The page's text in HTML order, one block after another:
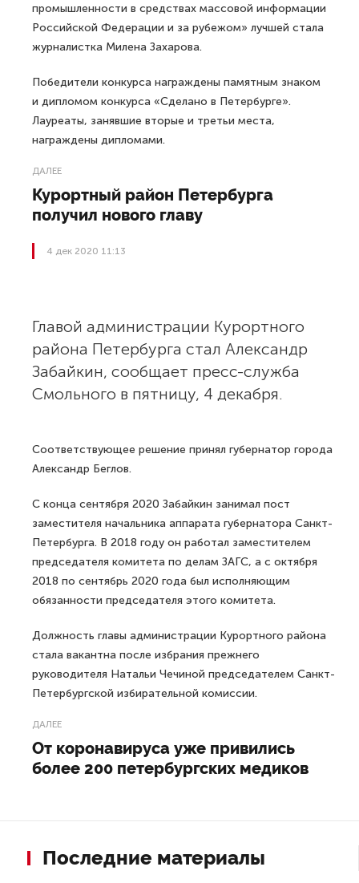
промышленности в средствах массовой информации
Российской Федерации и за рубежом» лучшей стала
журналистка Милена Захарова.
Победители конкурса награждены памятным знаком
и дипломом конкурса «Сделано в Петербурге».
Лауреаты, занявшие вторые и третьи места,
награждены дипломами.
ДАЛЕЕ
Курортный район Петербурга
получил нового главу
4 дек 2020 11:13
Главой администрации Курортного
района Петербурга стал Александр
Забайкин, сообщает пресс-служба
Смольного в пятницу, 4 декабря.
Соответствующее решение принял губернатор города
Александр Беглов.
С конца сентября 2020 Забайкин занимал пост
заместителя начальника аппарата губернатора Санкт-
Петербурга. В 2018 году он работал заместителем
председателя комитета по делам ЗАГС, а с октября
2018 по сентябрь 2020 года был исполняющим
обязанности председателя этого комитета.
Должность главы администрации Курортного района
стала вакантна после избрания прежнего
руководителя Натальи Чечиной председателем Санкт-
Петербургской избирательной комиссии.
ДАЛЕЕ
От коронавируса уже привились
более 200 петербургских медиков
Последние материалы